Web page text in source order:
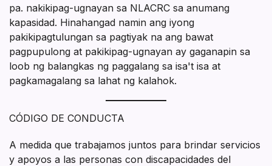
pa. nakikipag-ugnayan sa NLACRC sa anumang
kapasidad. Hinahangad namin ang iyong
pakikipagtulungan sa pagtiyak na ang bawat
pagpupulong at pakikipag-ugnayan ay gaganapin sa
loob ng balangkas ng paggalang sa isa't isa at
pagkamagalang sa lahat ng kalahok.
CÓDIGO DE CONDUCTA
A medida que trabajamos juntos para brindar servicios
y apoyos a las personas con discapacidades del